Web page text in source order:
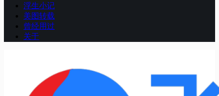
浮生小记
美图转载
曾经用过
关于